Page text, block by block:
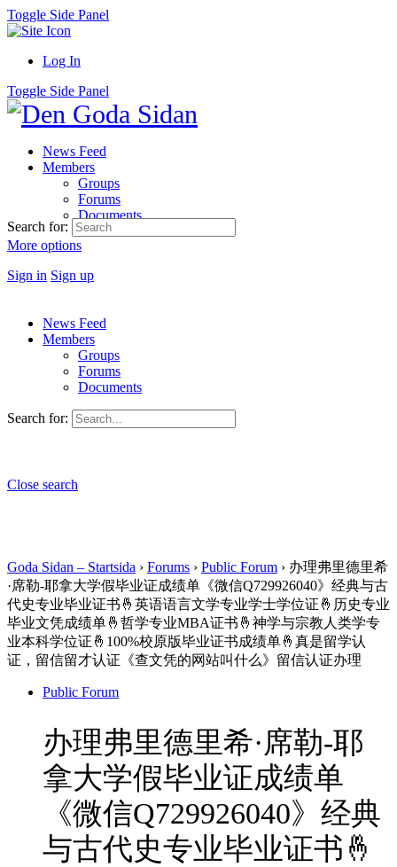
Toggle Side Panel
Log In
Toggle Side Panel
News Feed
Members
Groups
Forums
Documents
More options
Sign in Sign up
Search for:
News Feed
Members
Groups
Forums
Documents
Search for:
Close search
Goda Sidan – Startsida › Forums › Public Forum › 办理弗里德里希
·席勒-耶拿大学假毕业证成绩单《微信Q729926040》经典与古
代史专业毕业证书🤞英语语言文学专业学士学位证🤞历史专业
毕业文凭成绩单🤞哲学专业MBA证书🤞神学与宗教人类学专
业本科学位证🤞100%校原版毕业证书成绩单🤞真是留学认
证，留信留才认证《查文凭的网站叫什么》留信认证办理
Public Forum
办理弗里德里希·席勒-耶
拿大学假毕业证成绩单
《微信Q729926040》经典
与古代史专业毕业证书🤞